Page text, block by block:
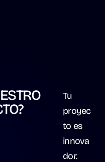
Tu
proyec
to es
innova
dor.
EN: